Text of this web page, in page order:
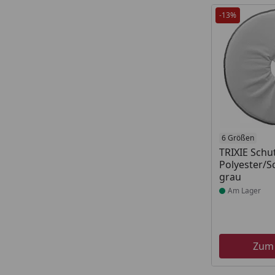
-13%
6 Größen
TRIXIE
Polyester/
grau
Produkt am
Am Lager